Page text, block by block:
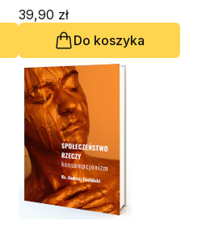
39,90 zł
Do koszyka